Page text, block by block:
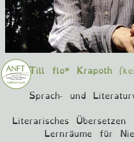
Till flo* Krapoth
Sprach- und
Literarisches
Lernräume für